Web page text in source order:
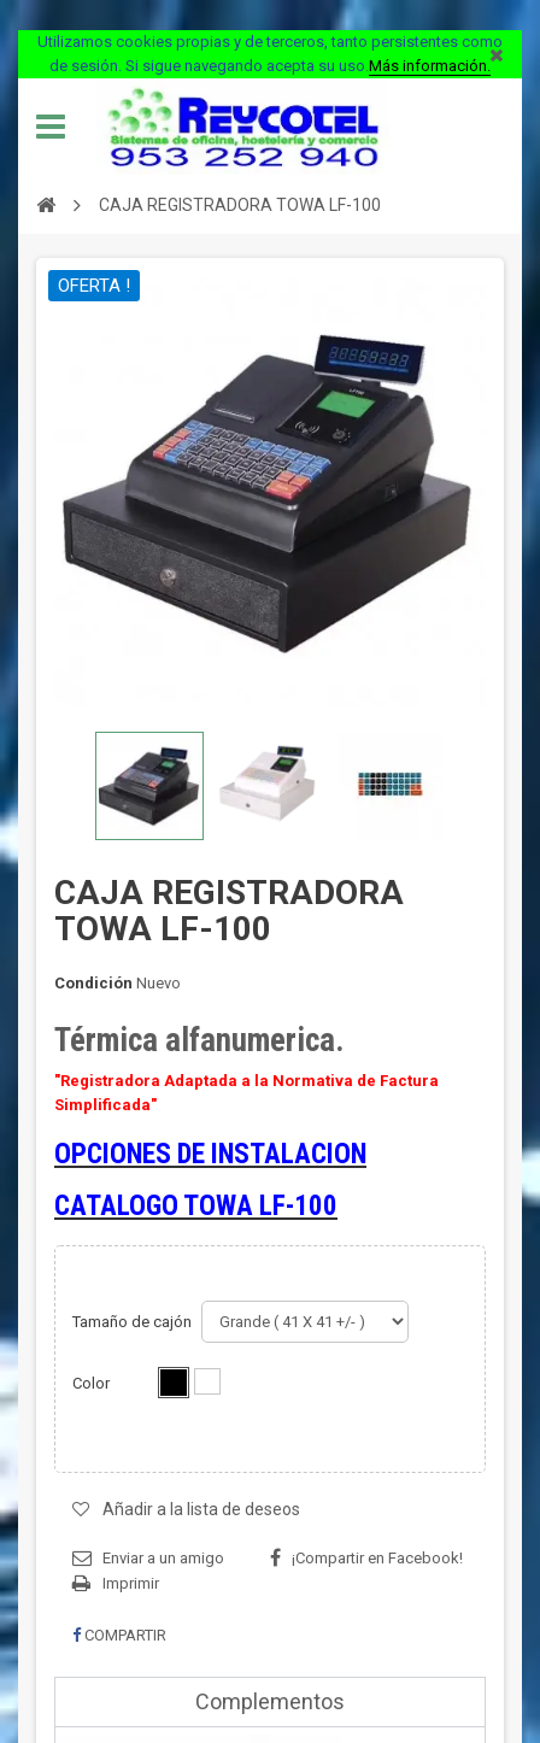
Utilizamos cookies propias y de terceros, tanto persistentes como
de sesión. Si sigue navegando acepta su uso.Más información.
CAJA REGISTRADORA TOWA LF-100
OFERTA !
CAJA REGISTRADORA
TOWA LF-100
Condición Nuevo
Térmica alfanumerica.
"Registradora Adaptada a la Normativa de Factura
Simplificada"
OPCIONES DE INSTALACION
CATALOGO TOWA LF-100
Tamaño de cajón
Color
Añadir a la lista de deseos
Enviar a un amigo
¡Compartir en Facebook!
Imprimir
COMPARTIR
Complementos